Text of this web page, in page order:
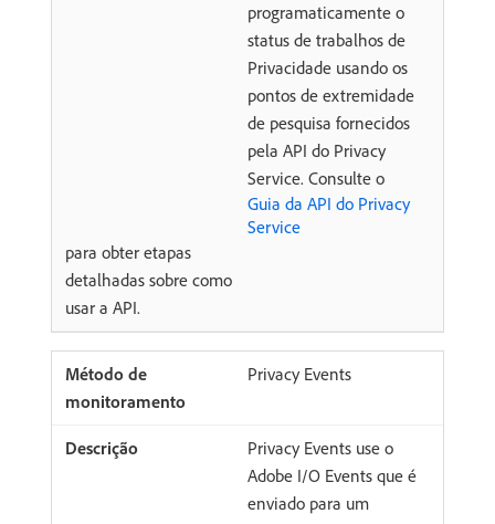
programaticamente o
status de trabalhos de
Privacidade usando os
pontos de extremidade
de pesquisa fornecidos
pela API do Privacy
Service. Consulte o
Guia da API do Privacy
Service
para obter etapas
detalhadas sobre como
usar a API.
Privacy Events
Privacy Events use o
Adobe I/O Events que é
enviado para um